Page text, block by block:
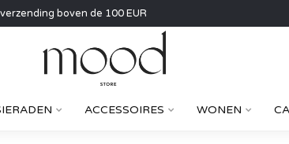
boven de 100 EUR
ACCESSOIRES WONEN